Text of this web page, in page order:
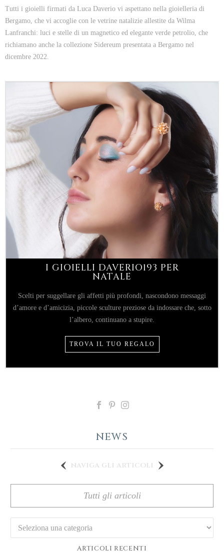
Tutti i gioielli firmati da Luca Daverio vi aspettano nella gioielleria di
Bergamo, che vi accoglie con le vetrine natalizie allestite da Wilma
Lanfranchi: luci e stelle di un magnetico ed elegante verde petrolio, che
richiamano anche la collezione Sidereum presentata a Bergamo nel
dicembre 2022.
I GIOIELLI DAVERIO193 PER
NATALE
Scelti per suggellare gli affetti più profondi, nascondono messaggi
d’amore e d’amicizia, piccole sculture preziose da indossare che, sotto
l’albero, continuano a stupire.
TROVA IL TUO REGALO
NEWS
naviga gli articoli
Tutti gli articoli
Categorie
ARTICOLI RECENTI